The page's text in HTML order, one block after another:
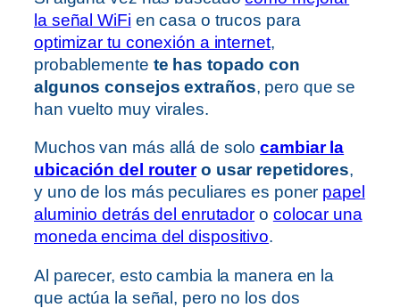
la señal WiFi en casa o trucos para
optimizar tu conexión a internet,
probablemente te has topado con
algunos consejos extraños, pero que se
han vuelto muy virales.
Muchos van más allá de solocambiar la
ubicación del routero usar repetidores,
y uno de los más peculiares es poner papel
aluminio detrás del enrutador o colocar una
moneda encima del dispositivo.
Al parecer, esto cambia la manera en la
que actúa la señal, pero no los dos